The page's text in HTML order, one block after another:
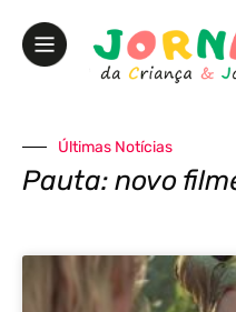
Últimas Notícias
Pauta: novo